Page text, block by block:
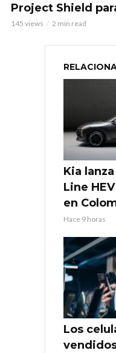
Project Shield
145 views 2 min read
Kia
Line
en
Hace 9 horas
Los